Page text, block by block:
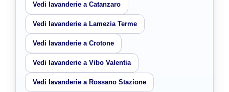
Vedi lavanderie a Catanzaro
Vedi lavanderie a Lamezia Terme
Vedi lavanderie a Crotone
Vedi lavanderie a Vibo Valentia
Vedi lavanderie a Rossano Stazione